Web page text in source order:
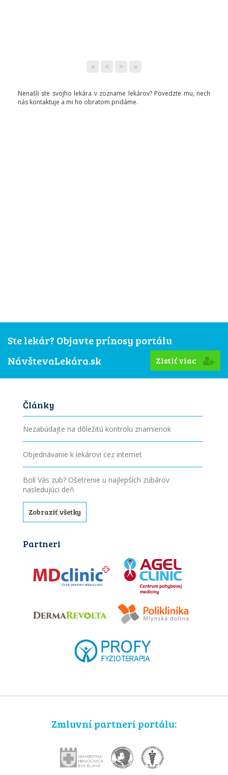
« < > »
Nenašli ste svojho lekára v zozname lekárov? Povedzte mu, nech
nás kontaktuje a mi ho obratom pridáme.
Ste lekár? Objavte prínosy portálu
NávštevaLekára.sk
Zistiť viac
Články
Nezabúdajte na dôležitú kontrolu znamienok
Objednávanie k lekárovi cez internet
Bolí Vás zub? Ošetrenie u najlepších zubárov
nasledujúci deň
Zobraziť všetky
Partneri
Zmluvní partneri portálu: